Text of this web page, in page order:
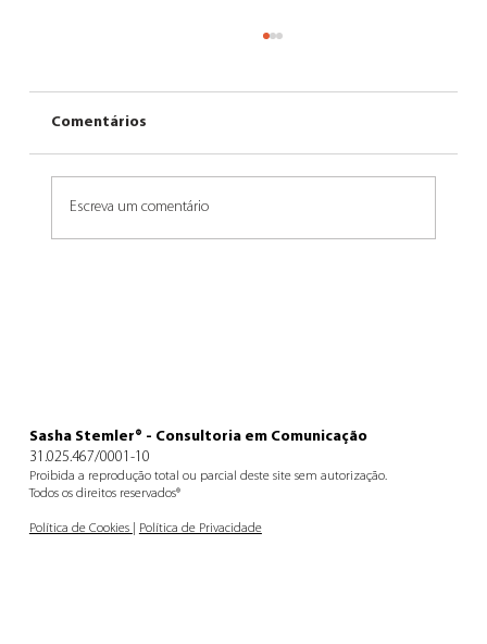
Um dia dá certo
Comentários
Escreva um comentário
Sasha Stemler® - Consultoria em Comunicação
31.025.467/0001-10
Proibida a reprodução total ou parcial deste site sem autorização.
Todos os direitos reservados®
Política de Cookies Política de Privacidade